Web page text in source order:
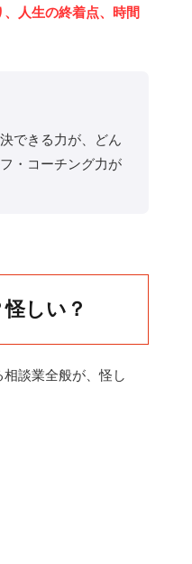
人生の終着点、時間
できる力が、どん
・コーチング力が
しい？
談業全般が、怪し